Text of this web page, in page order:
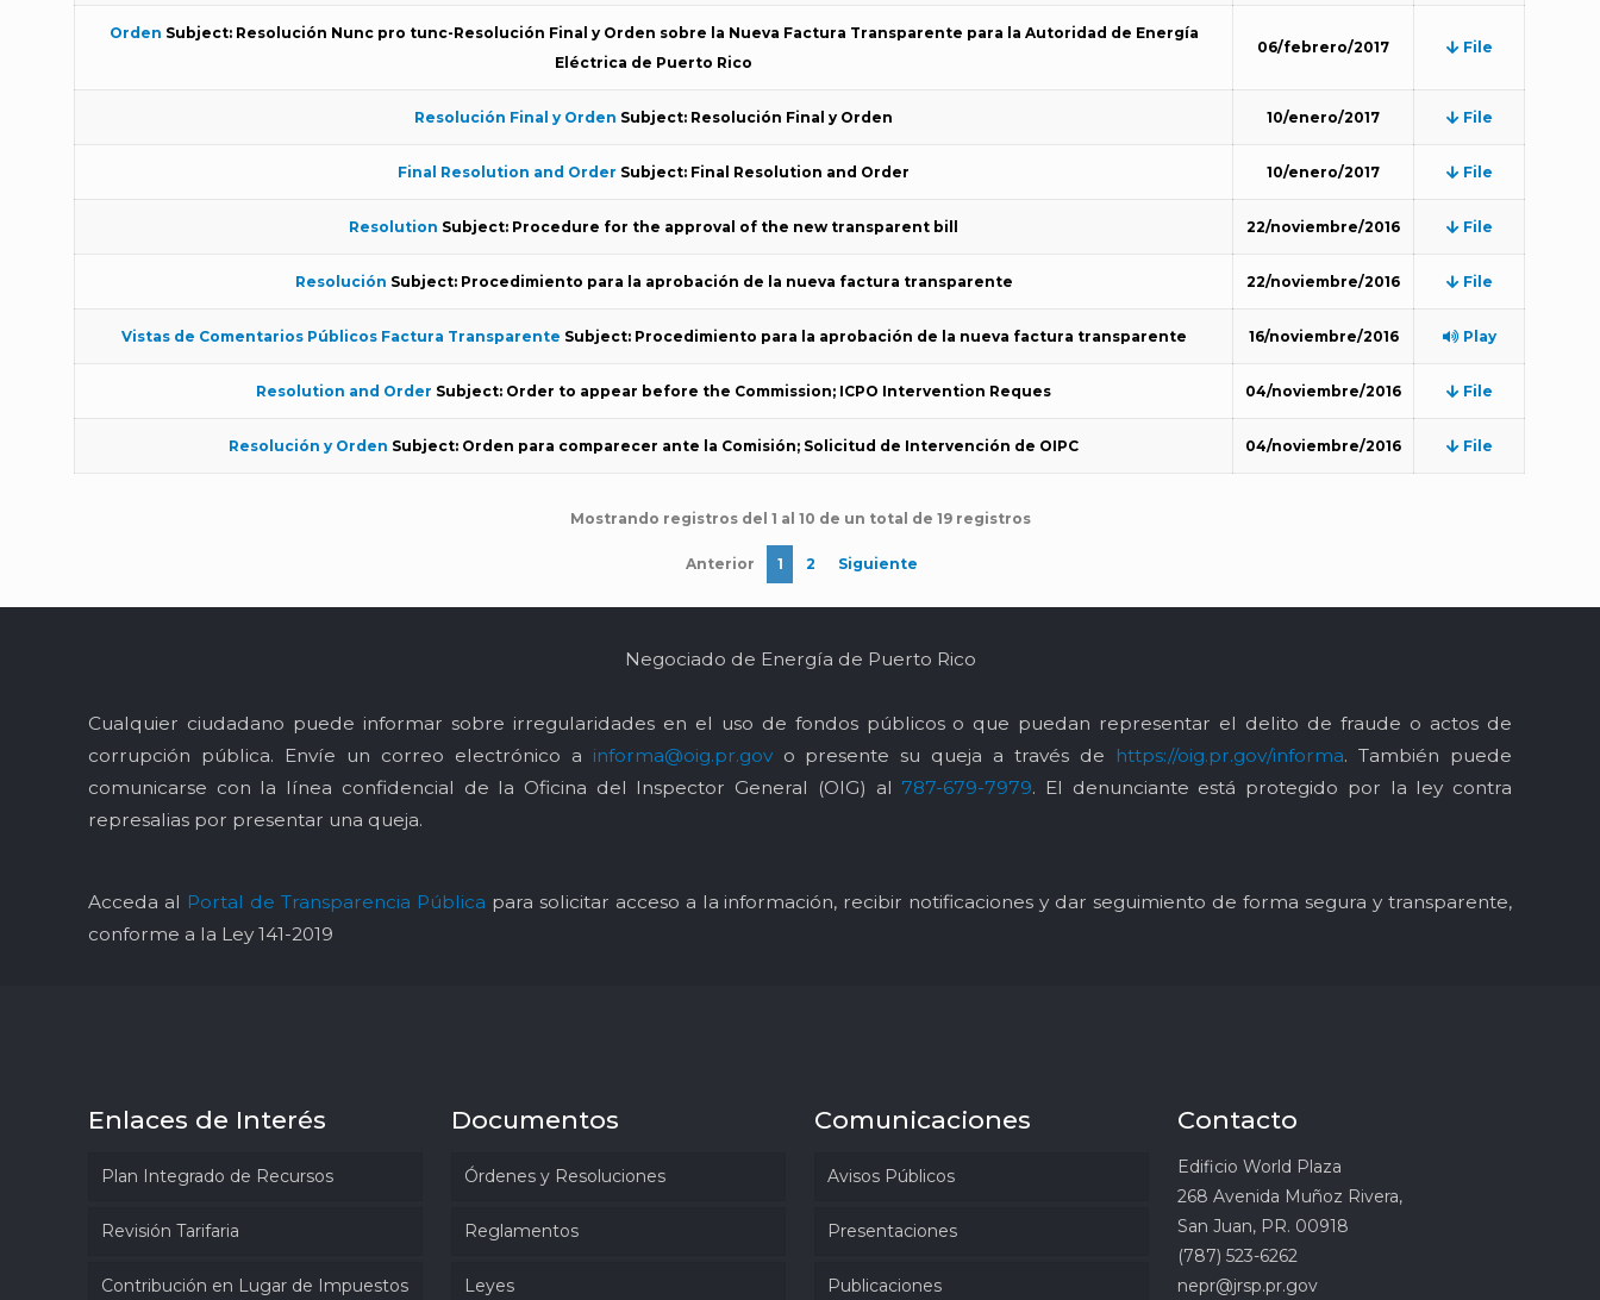
Orden Subject: Resolución Nunc pro tunc-Resolución Final y Orden sobre la Nueva Factura Transparente para la Autoridad de Energía
Eléctrica de Puerto Rico
06/febrero/2017 File
Resolución Final y Orden Subject: Resolución Final y Orden 10/enero/2017 File
Final Resolution and Order Subject: Final Resolution and Order 10/enero/2017 File
Resolution Subject: Procedure for the approval of the new transparent bill 22/noviembre/2016 File
Resolución Subject: Procedimiento para la aprobación de la nueva factura transparente 22/noviembre/2016 File
Vistas de Comentarios Públicos Factura Transparente Subject: Procedimiento para la aprobación de la nueva factura transparente 16/noviembre/2016 Play
Resolution and Order Subject: Order to appear before the Commission; ICPO Intervention Reques 04/noviembre/2016 File
Resolución y Orden Subject: Orden para comparecer ante la Comisión; Solicitud de Intervención de OIPC 04/noviembre/2016 File
Mostrando registros del 1 al 10 de un total de 19 registros
Anterior 1 2 Siguiente
Negociado de Energía de Puerto Rico
Cualquier ciudadano puede informar sobre irregularidades en el uso de fondos públicos o que puedan representar el delito de fraude o actos de
corrupción pública. Envíe un correo electrónico a informa@oig.pr.govo presente su queja a través de https://oig.pr.gov/informa. También puede
comunicarse con la línea confidencial de la Oficina del Inspector General (OIG) al 787-679-7979. El denunciante está protegido por la ley contra
represalias por presentar una queja.
Acceda al Portal de Transparencia Pública para solicitar acceso a la información, recibir notificaciones y dar seguimiento de forma segura y transparente,
conforme a la Ley 141-2019
Enlaces de Interés
Plan Integrado de Recursos
Revisión Tarifaria
Contribución en Lugar de Impuestos
Documentos
Órdenes y Resoluciones
Reglamentos
Leyes
Comunicaciones
Avisos Públicos
Presentaciones
Publicaciones
Contacto
Edificio World Plaza
268 Avenida Muñoz Rivera,
San Juan, PR. 00918
(787) 523-6262
nepr@jrsp.pr.gov